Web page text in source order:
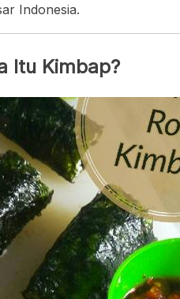
Indonesia.
Itu Kimbap?